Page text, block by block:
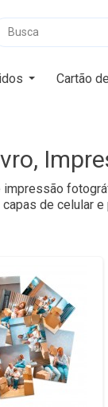
Cartão
impressão
de celular e